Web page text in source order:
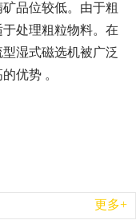
品位较低。由于粗
处理粗粒物料。在
湿式磁选机被广泛
优势 。
更多+